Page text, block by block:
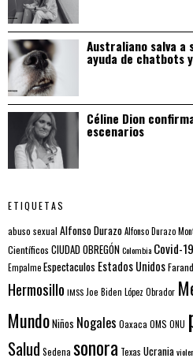
Australiano salva a
ayuda de chatbots
Céline Dion
escenarios
ETIQUETAS
abuso sexual Alfonso DurazoAlfonso Durazo
Científicos CIUDAD OBREGÓNColombia Covid-19
EmpalmeEspectaculos Estados Unidos
Hermosillo IMSS Joe Biden López Obrador
MundoNiños Nogales Oaxaca OMS ONU
Salud Sedena sonora Texas Ucrania